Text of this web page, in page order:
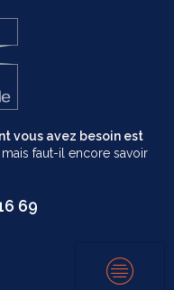
vous avez besoin est
faut-il encore savoir
69